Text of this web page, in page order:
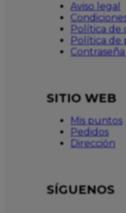
Aviso legal
Política de
Política de
SITIO WEB
Mis puntos
Pedidos
Dirección
SÍGUENOS